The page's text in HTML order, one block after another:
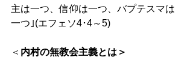
主は一つ、信仰は一つ、バプテスマは
一つ｣(エフェソ4･4～5)
＜ 内村の無教会主義とは＞